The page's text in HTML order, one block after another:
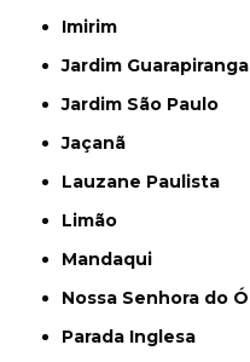
Imirim
Jardim Guarapiranga
Jardim São Paulo
Jaçanã
Lauzane Paulista
Limão
Mandaqui
Nossa Senhora do Ó
Parada Inglesa